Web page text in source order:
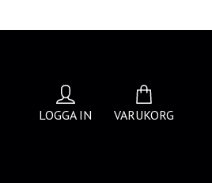
LOGGA IN VARUKORG